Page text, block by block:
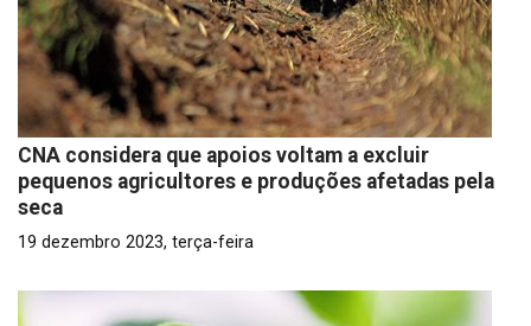
CNA considera que apoios voltam a excluir
pequenos agricultores e produções afetadas pela
seca
19 dezembro 2023, terça-feira